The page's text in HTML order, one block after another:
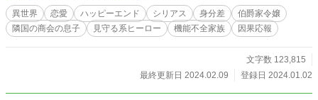
異世界 恋愛 ハッピーエンド シリアス 身分差
伯爵家令嬢
隣国の商会の息子
見守る系ヒーロー 機能不全家族 因果応報
文字数 123,815
最終更新日 2024.02.09
登録日 2024.01.02